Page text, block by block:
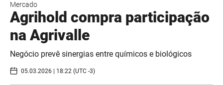
Mercado
Agrihold compra participação
na Agrivalle
Negócio prevê sinergias entre químicos e biológicos
05.03.2026 | 18:22 (UTC -3)